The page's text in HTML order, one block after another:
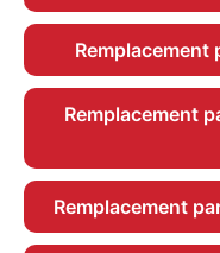
Remplacement
Remplacement
Remplacement